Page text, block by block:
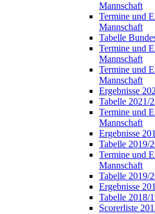
Mannschaft
Termine und
Mannschaft
Tabelle
Termine und
Mannschaft
Termine und
Mannschaft
Ergebnisse
Tabelle 2021/
Termine und
Mannschaft
Ergebnisse
Tabelle 2019/
Termine und
Mannschaft
Tabelle 2019/
Ergebnisse
Tabelle 2018/
Scorerliste